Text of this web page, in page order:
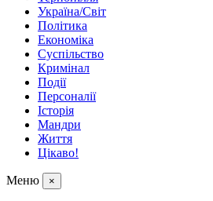
Україна/Світ
Політика
Економіка
Суспільство
Кримінал
Події
Персоналії
Історія
Мандри
Життя
Цікаво!
Меню ×